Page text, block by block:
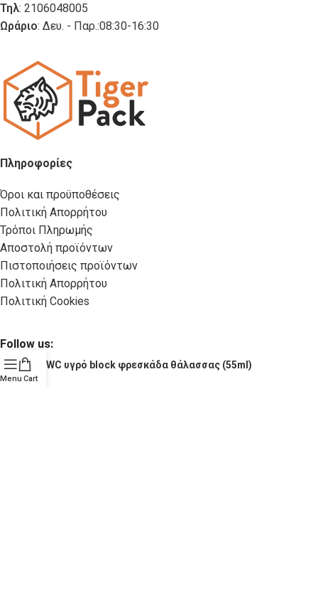
Τηλ: 2106048005
Ωράριο: Δευ. - Παρ.:08:30-16:30
Πληροφορίες
Όροι και προϋποθέσεις
Πολιτική Απορρήτου
Τρόποι Πληρωμής
Αποστολή προϊόντων
Πιστοποιήσεις προϊόντων
Πολιτική Απορρήτου
Πολιτική Cookies
Follow us:
Menu Cart
WC υγρό block φρεσκάδα θάλασσας (55ml)